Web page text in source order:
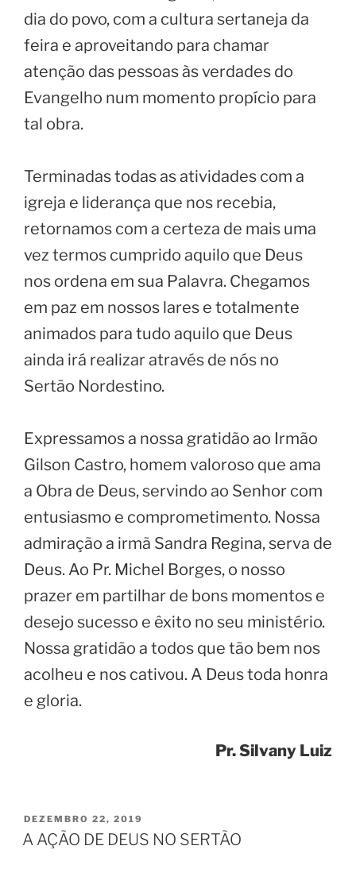
dia do povo, com a cultura sertaneja da
feira e aproveitando para chamar
atenção das pessoas às verdades do
Evangelho num momento propício para
tal obra.
Terminadas todas as atividades com a
igreja e liderança que nos recebia,
retornamos com a certeza de mais uma
vez termos cumprido aquilo que Deus
nos ordena em sua Palavra. Chegamos
em paz em nossos lares e totalmente
animados para tudo aquilo que Deus
ainda irá realizar através de nós no
Sertão Nordestino.
Expressamos a nossa gratidão ao Irmão
Gilson Castro, homem valoroso que ama
a Obra de Deus, servindo ao Senhor com
entusiasmo e comprometimento. Nossa
admiração a irmã Sandra Regina, serva de
Deus. Ao Pr. Michel Borges, o nosso
prazer em partilhar de bons momentos e
desejo sucesso e êxito no seu ministério.
Nossa gratidão a todos que tão bem nos
acolheu e nos cativou. A Deus toda honra
e gloria.
Pr. Silvany Luiz
PUBLICADO
EM
DEZEMBRO 22, 2019
A AÇÃO DE DEUS NO SERTÃO